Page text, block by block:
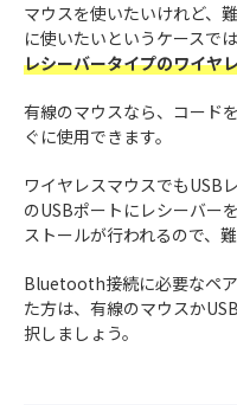
マウスを使いたいけれど、
に使いたいというケースでは
レシーバータイプのワイヤ
有線のマウスなら、コード
ぐに使用できます。
ワイヤレスマウスでもUSB
のUSBポートにレシーバー
ストールが行われるので、
Bluetooth接続に必要なペ
た方は、有線のマウスか
択しましょう。